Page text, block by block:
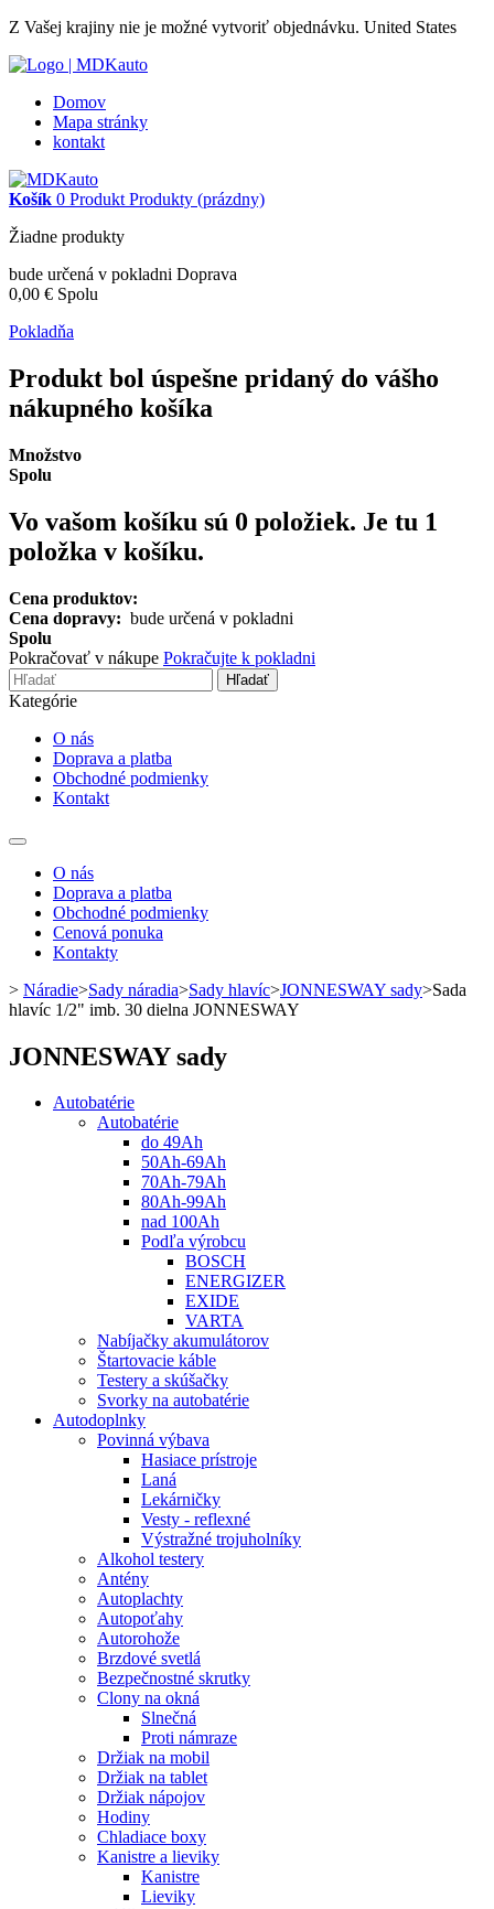
Z Vašej krajiny nie je možné vytvoriť objednávku. United States
Domov
Mapa stránky
kontakt
Košík 0 Produkt Produkty (prázdny)
Žiadne produkty
bude určená v pokladni Doprava
0,00 € Spolu
Pokladňa
Produkt bol úspešne pridaný do vášho
nákupného košíka
Množstvo
Spolu
Vo vašom košíku sú 0 položiek. Je tu 1
položka v košíku.
Cena produktov:
Cena dopravy: bude určená v pokladni
Spolu
Pokračovať v nákupe Pokračujte k pokladni
Hľadať
Kategórie
O nás
Doprava a platba
Obchodné podmienky
Kontakt
Toggle
navigationO nás
Doprava a platba
Obchodné podmienky
Cenová ponuka
Kontakty
> Náradie>Sady náradia>Sady hlavíc>JONNESWAY sady>Sada
hlavíc 1/2" imb. 30 dielna JONNESWAY
JONNESWAY sady
Autobatérie
Autobatérie
do 49Ah
50Ah-69Ah
70Ah-79Ah
80Ah-99Ah
nad 100Ah
Podľa výrobcu
BOSCH
ENERGIZER
EXIDE
VARTA
Nabíjačky akumulátorov
Štartovacie káble
Testery a skúšačky
Svorky na autobatérie
Autodoplnky
Povinná výbava
Hasiace prístroje
Laná
Lekárničky
Vesty - reflexné
Výstražné trojuholníky
Alkohol testery
Antény
Autoplachty
Autopoťahy
Autorohože
Brzdové svetlá
Bezpečnostné skrutky
Clony na okná
Slnečná
Proti námraze
Držiak na mobil
Držiak na tablet
Držiak nápojov
Hodiny
Chladiace boxy
Kanistre a lieviky
Kanistre
Lieviky